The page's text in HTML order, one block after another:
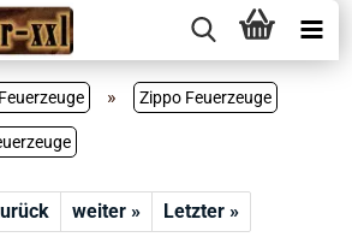
Feuerzeuge » Zippo Feuerzeuge
weiter »
Letzter »